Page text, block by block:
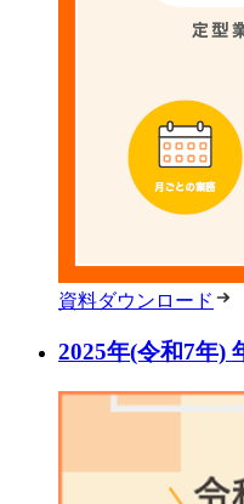
資料ダウンロード
2025年(令和7年)